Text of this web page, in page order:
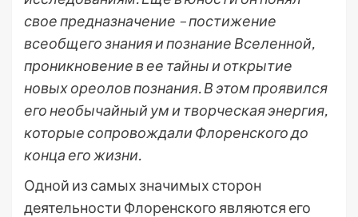
свое предназначение – постижение
всеобщего знания и познание Вселенной,
проникновение в ее тайны и открытие
новых ореолов познания. В этом проявился
его необычайный ум и творческая энергия,
которые сопровождали Флоренского до
конца его жизни.
Одной из самых значимых сторон
деятельности Флоренского являются его